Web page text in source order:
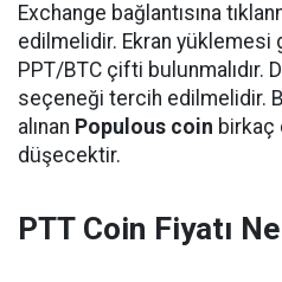
Exchange bağlantısına
edilmelidir. Ekran
PPT/BTC çifti bulunmalıdır.
seçeneği tercih edilmelidir.
alınan Populous coin birkaç
düşecektir.
PTT Coin Fiyatı